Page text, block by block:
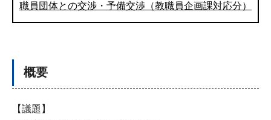
職員団体との交渉・予備交渉（教職員企画課対応分）
概要
【議題】